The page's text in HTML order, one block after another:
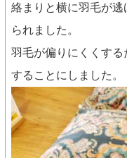
絡まりと横に羽毛が逃
られました。
羽毛が偏りにくくする
することにしました。